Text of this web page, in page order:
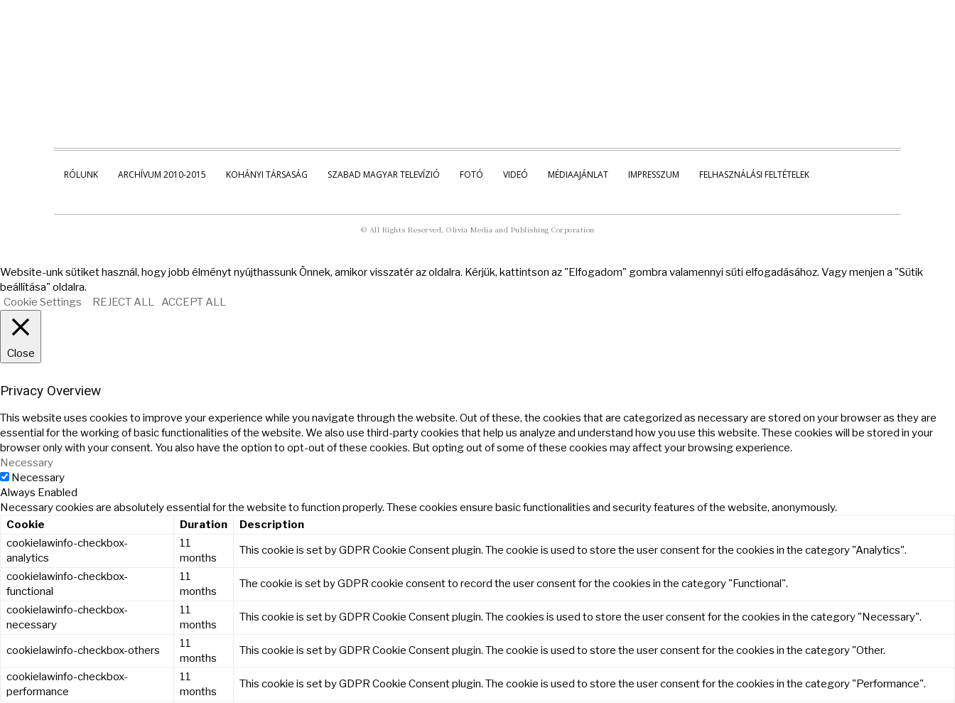
RÓLUNK ARCHÍVUM 2010-2015 KOHÁNYI TÁRSASÁG SZABAD MAGYAR TELEVÍZIÓ FOTÓ VIDEÓ MÉDIAAJÁNLAT IMPRESSZUM FELHASZNÁLÁSI FELTÉTELEK
© All Rights Reserved, Olivia Media and Publishing Corporation
Website-unk sütiket használ, hogy jobb élményt nyújthassunk Önnek, amikor visszatér az oldalra. Kérjük, kattintson az "Elfogadom" gombra valamennyi süti elfogadásához. Vagy menjen a "Sütik
beállítása" oldalra.
Cookie Settings
REJECT ALL ACCEPT ALL
Close
Privacy Overview
This website uses cookies to improve your experience while you navigate through the website. Out of these, the cookies that are categorized as necessary are stored on your browser as they are
essential for the working of basic functionalities of the website. We also use third-party cookies that help us analyze and understand how you use this website. These cookies will be stored in your
browser only with your consent. You also have the option to opt-out of these cookies. But opting out of some of these cookies may affect your browsing experience.
Necessary
Necessary
Always Enabled
Necessary cookies are absolutely essential for the website to function properly. These cookies ensure basic functionalities and security features of the website, anonymously.
Cookie
Duration
Description
cookielawinfo-checkbox-
analytics
11
months
This cookie is set by GDPR Cookie Consent plugin. The cookie is used to store the user consent for the cookies in the category "Analytics".
cookielawinfo-checkbox-
functional
11
months
The cookie is set by GDPR cookie consent to record the user consent for the cookies in the category "Functional".
cookielawinfo-checkbox-
necessary
11
months
This cookie is set by GDPR Cookie Consent plugin. The cookies is used to store the user consent for the cookies in the category "Necessary".
cookielawinfo-checkbox-others
11
months
This cookie is set by GDPR Cookie Consent plugin. The cookie is used to store the user consent for the cookies in the category "Other.
cookielawinfo-checkbox-
performance
11
months
This cookie is set by GDPR Cookie Consent plugin. The cookie is used to store the user consent for the cookies in the category "Performance".